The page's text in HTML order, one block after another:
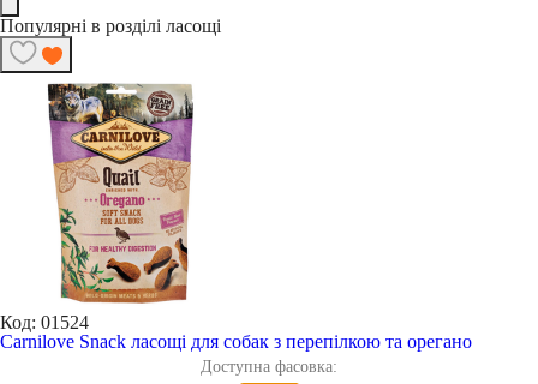
Популярні в розділі ласощі
Код: 01524
Carnilove Snack ласощі для собак з перепілкою та орегано
Доступна фасовка: